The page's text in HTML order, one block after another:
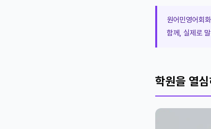
원어민영어회
함께, 실제로
학원을 열